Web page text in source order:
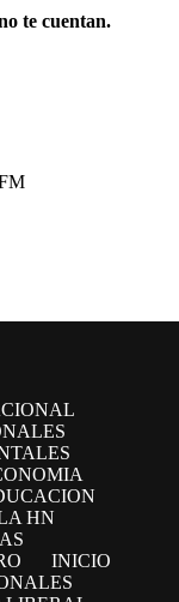
te cuentan.
HN
INICIO